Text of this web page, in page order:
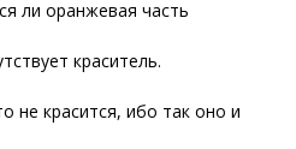
ли оранжевая часть
краситель.
не красится, ибо так оно и